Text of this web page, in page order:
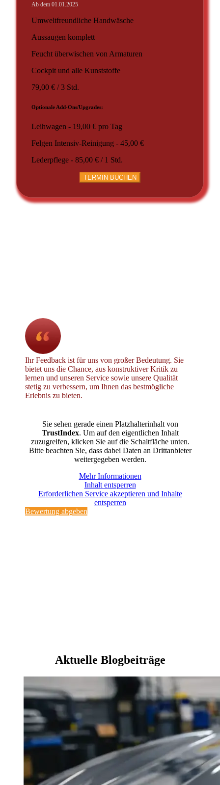
Ab dem 01.01.2025
Umweltfreundliche Handwäsche
Aussaugen komplett
Feucht überwischen von Armaturen
Cockpit und alle Kunststoffe
79,00 € / 3 Std.
Optionale Add-Ons/Upgrades:
Leihwagen - 19,00 € pro Tag
Felgen Intensiv-Reinigung - 45,00 €
Lederpflege - 85,00 € / 1 Std.
TERMIN BUCHEN
Ihr Feedback ist für uns von großer Bedeutung. Sie
bietet uns die Chance, aus konstruktiver Kritik zu
lernen und unseren Service sowie unsere Qualität
stetig zu verbessern, um Ihnen das bestmögliche
Erlebnis zu bieten.
Sie sehen gerade einen Platzhalterinhalt von
TrustIndex. Um auf den eigentlichen Inhalt
zuzugreifen, klicken Sie auf die Schaltfläche unten.
Bitte beachten Sie, dass dabei Daten an Drittanbieter
weitergegeben werden.
Mehr Informationen
Inhalt entsperren
Erforderlichen Service akzeptieren und Inhalte
entsperren
Bewertung abgeben
Aktuelle Blogbeiträge